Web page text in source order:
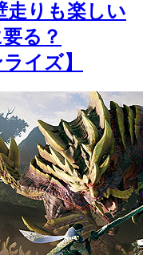
走りも楽しい
る？
イズ】